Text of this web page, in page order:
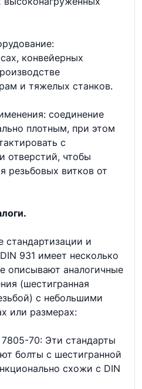
конвейерных
и тяжелых станков.
соединение
плотным, при этом
с
отверстий, чтобы
резьбовых витков от
стандартизации и
931 имеет несколько
описывают аналогичные
(шестигранная
с небольшими
или размерах:
70: Эти стандарты
болты с шестигранной
схожи с DIN